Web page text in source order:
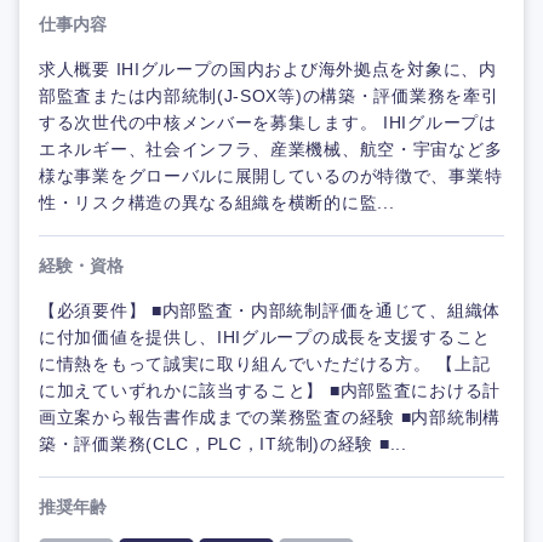
仕事内容
求人概要 IHIグループの国内および海外拠点を対象に、内
部監査または内部統制(J-SOX等)の構築・評価業務を牽引
する次世代の中核メンバーを募集します。 IHIグループは
エネルギー、社会インフラ、産業機械、航空・宇宙など多
様な事業をグローバルに展開しているのが特徴で、事業特
性・リスク構造の異なる組織を横断的に監...
経験・資格
【必須要件】 ■内部監査・内部統制評価を通じて、組織体
に付加価値を提供し、IHIグループの成長を支援すること
に情熱をもって誠実に取り組んでいただける方。 【上記
に加えていずれかに該当すること】 ■内部監査における計
画立案から報告書作成までの業務監査の経験 ■内部統制構
築・評価業務(CLC，PLC，IT統制)の経験 ■...
推奨年齢